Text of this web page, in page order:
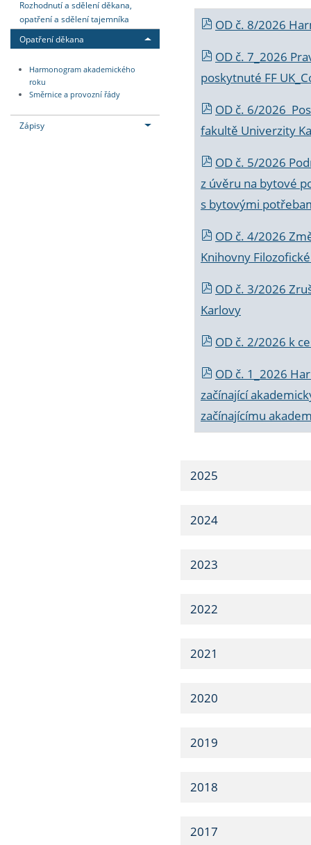
Rozhodnutí a sdělení děkana,
opatření a sdělení tajemníka
Opatření děkana
Harmonogram akademického
roku
Směrnice a provozní řády
Zápisy
OD č. 8/2026
OD č. 7_2026
poskytnuté FF
OD č. 6/2026
fakultě Univerzity
OD č. 5/2026
z úvěru na bytové
s bytovými
OD č. 4/2026
Knihovny
OD č. 3/2026
Karlovy
OD č. 2/2026 k
OD č. 1_2026
začínající
začínajícímu
2025
2024
2023
2022
2021
2020
2019
2018
2017